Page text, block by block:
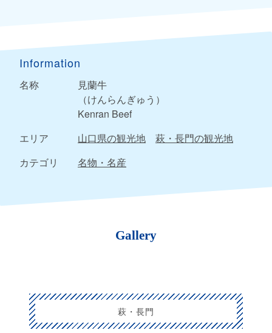
Information
名称
見蘭牛
（けんらんぎゅう）
Kenran Beef
エリア
山口県の観光地
萩・長門の観光地
カテゴリ
名物・名産
Gallery
萩・長門